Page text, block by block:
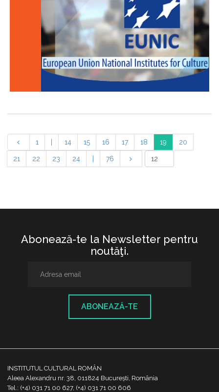
1 14 15 16 17 18 19 20
21 22 23 24 76
Abonează-te la Newsletter pentru
noutăţi.
ABONEAZĂ-TE
INSTITUTUL CULTURAL ROMÂN
Aleea Alexandru nr. 38, 011824 București, România
Tel.: (+4) 031 71 00 627, (+4) 031 71 00 606